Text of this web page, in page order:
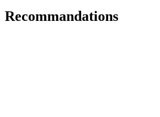
Recommandations